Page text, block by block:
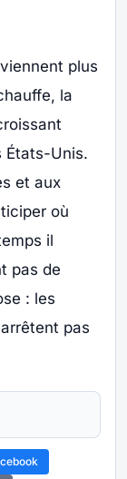
plus
la
États-Unis.
et aux
où
il
pas de
: les
pas